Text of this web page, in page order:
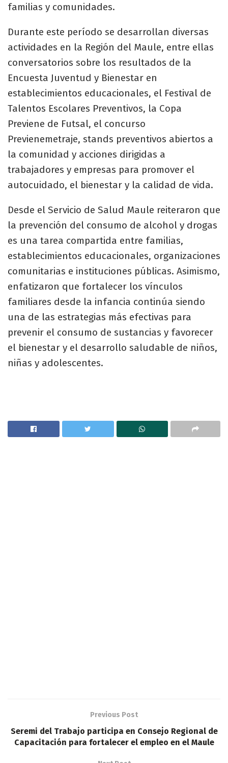
familias y comunidades.
Durante este período se desarrollan diversas
actividades en la Región del Maule, entre ellas
conversatorios sobre los resultados de la
Encuesta Juventud y Bienestar en
establecimientos educacionales, el Festival de
Talentos Escolares Preventivos, la Copa
Previene de Futsal, el concurso
Previenemetraje, stands preventivos abiertos a
la comunidad y acciones dirigidas a
trabajadores y empresas para promover el
autocuidado, el bienestar y la calidad de vida.
Desde el Servicio de Salud Maule reiteraron que
la prevención del consumo de alcohol y drogas
es una tarea compartida entre familias,
establecimientos educacionales, organizaciones
comunitarias e instituciones públicas. Asimismo,
enfatizaron que fortalecer los vínculos
familiares desde la infancia continúa siendo
una de las estrategias más efectivas para
prevenir el consumo de sustancias y favorecer
el bienestar y el desarrollo saludable de niños,
niñas y adolescentes.
Previous Post
Seremi del Trabajo participa en Consejo Regional de
Capacitación para fortalecer el empleo en el Maule